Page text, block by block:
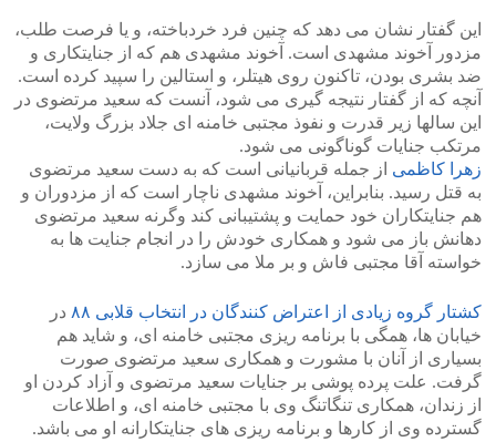
این گفتار نشان می دهد که چنین فرد خردباخته، و یا فرصت طلب،
مزدور آخوند مشهدی است. آخوند مشهدی هم که از جنایتکاری و
ضد بشری بودن، تاکنون روی هیتلر، و استالین را سپید کرده است.
آنچه که از گفتار نتیجه گیری می شود، آنست که سعید مرتضوی در
این سالها زیر قدرت و نفوذ مجتبی خامنه ای جلاد بزرگ ولایت،
مرتکب جنایات گوناگونی می شود.
زهرا کاظمی از جمله قربانیانی است که به دست سعید مرتضوی
به قتل رسید. بنابراین، آخوند مشهدی ناچار است که از مزدوران و
هم جنایتکاران خود حمایت و پشتیبانی کند وگرنه سعید مرتضوی
دهانش باز می شود و همکاری خودش را در انجام جنایت ها به
خواسته آقا مجتبی فاش و بر ملا می سازد.
کشتار گروه زیادی از اعتراض کنندگان در انتخاب قلابی ۸۸
در
خیابان ها، همگی با برنامه ریزی مجتبی خامنه ای، و شاید هم
بسیاری از آنان با مشورت و همکاری سعید مرتضوی صورت
گرفت. علت پرده پوشی بر جنایات سعید مرتضوی و آزاد کردن او
از زندان، همکاری تنگاتنگ وی با مجتبی خامنه ای، و اطلاعات
گسترده وی از کارها و برنامه ریزی های جنایتکارانه او می باشد.